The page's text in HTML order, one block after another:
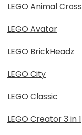
LEGO Animal
LEGO Avatar
LEGO BrickHeadz
LEGO City
LEGO Classic
LEGO Creator 3 in 1